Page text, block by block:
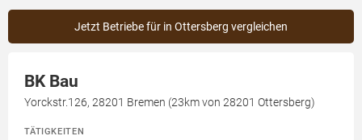
Jetzt Betriebe für in Ottersberg vergleichen
BK Bau
Yorckstr.126, 28201 Bremen (23km von 28201 Ottersberg)
TÄTIGKEITEN